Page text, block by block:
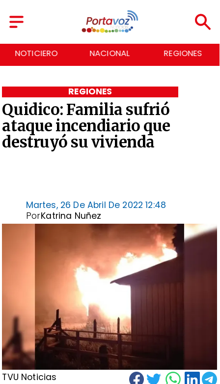
NOTICIERO NACIONAL REGIONES
Quidico: Familia sufrió
ataque incendiario que
destruyó su vivienda
REGIONES
Martes, 26 De Abril De 2022 12:48
Katrina Nuñez
Por
TVU Noticias